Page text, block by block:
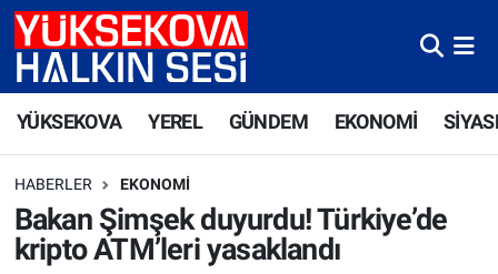
YÜKSEKOVA YEREL GÜNDEM EKONOMİ
HABERLER EKONOMI
Bakan Şimşek duyurdu! Türkiye’de
kripto ATM’leri yasaklandı
Yüksekova Nöbetçi Eczaneler
Süper Lig Puan Durumu ve Fikstür